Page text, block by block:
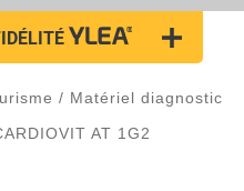
/ Matériel diagnostic
AT 1G2